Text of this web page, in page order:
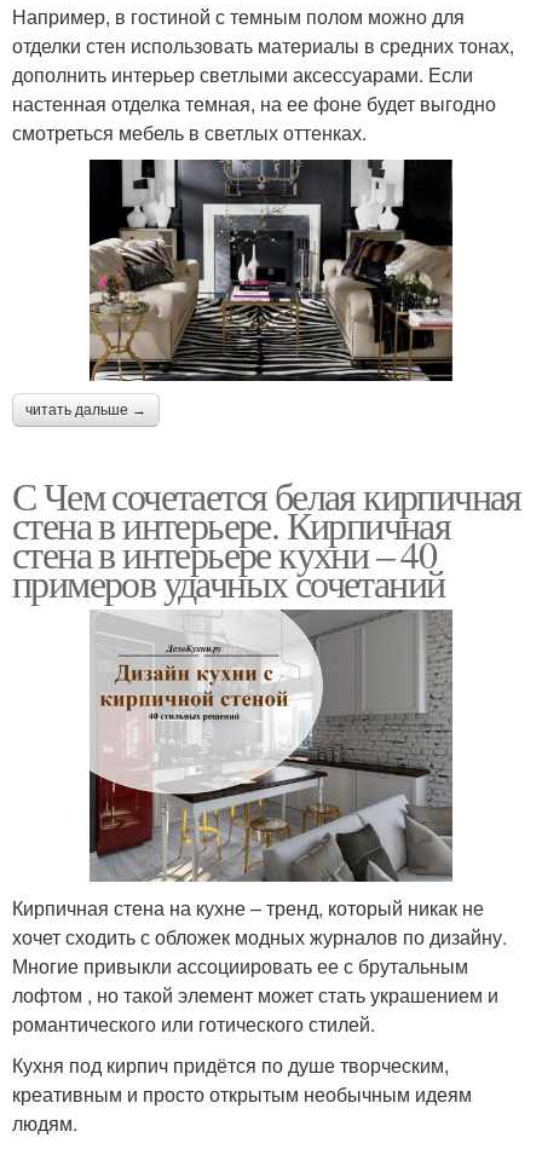
Например, в гостиной с темным полом можно для
отделки стен использовать материалы в средних тонах,
дополнить интерьер светлыми аксессуарами. Если
настенная отделка темная, на ее фоне будет выгодно
смотреться мебель в светлых оттенках.
читать дальше →
С Чем сочетается белая кирпичная
стена в интерьере. Кирпичная
стена в интерьере кухни – 40
примеров удачных сочетаний
Кирпичная стена на кухне – тренд, который никак не
хочет сходить с обложек модных журналов по дизайну.
Многие привыкли ассоциировать ее с брутальным
лофтом , но такой элемент может стать украшением и
романтического или готического стилей.
Кухня под кирпич придётся по душе творческим,
креативным и просто открытым необычным идеям
людям.